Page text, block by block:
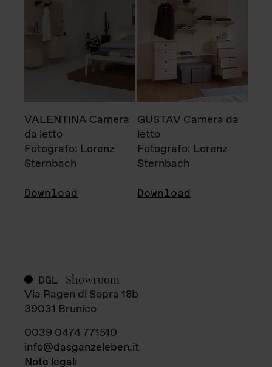
VALENTINA Camera
da letto
Fotografo: Lorenz
Sternbach
Download
GUSTAV Camera da
letto
Fotografo: Lorenz
Sternbach
Download
DGL Showroom
Via Ragen di Sopra 18b
39031 Brunico
0039 0474 771510
info@dasganzeleben.it
Note legali